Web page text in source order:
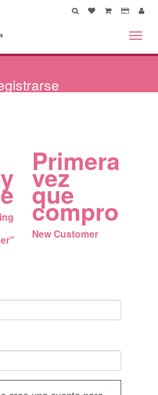
Primera
vez
que
compro
New Customer